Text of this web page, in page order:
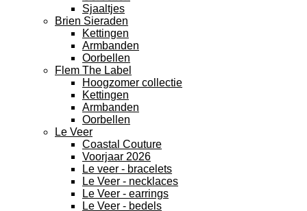
Sjaaltjes
Brien Sieraden
Kettingen
Armbanden
Oorbellen
Flem The Label
Hoogzomer collectie
Kettingen
Armbanden
Oorbellen
Le Veer
Coastal Couture
Voorjaar 2026
Le veer - bracelets
Le Veer - necklaces
Le Veer - earrings
Le Veer - bedels